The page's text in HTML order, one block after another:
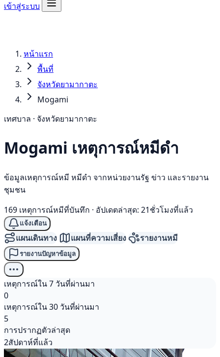
เข้าสู่ระบบ
หน้าแรก
พื้นที่
จังหวัดยามากาตะ
Mogami
เทศบาล · จังหวัดยามากาตะ
Mogami เหตุการณ์หมีดำ
ข้อมูลเหตุการณ์หมี หมีดำ จากหน่วยงานรัฐ ข่าว และรายงาน
ชุมชน
169 เหตุการณ์หมีที่บันทึก · อัปเดตล่าสุด: 21ชั่วโมงที่แล้ว
แจ้งเตือน
แผนเดินทาง แผนที่ความเสี่ยง รายงานหมี
รายงานปัญหาข้อมูล
เหตุการณ์ใน 7 วันที่ผ่านมา
0
เหตุการณ์ใน 30 วันที่ผ่านมา
5
การปรากฏตัวล่าสุด
2สัปดาห์ที่แล้ว